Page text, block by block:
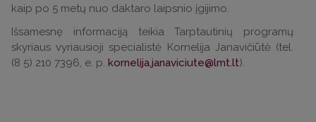
kaip po 5 metų nuo daktaro laipsnio įgijimo.
Išsamesnę informaciją teikia Tarptautinių programų
skyriaus vyriausioji specialistė Kornelija Janavičiūtė (tel.
(8 5) 210 7396, e. p. kornelija.janaviciute@lmt.lt).